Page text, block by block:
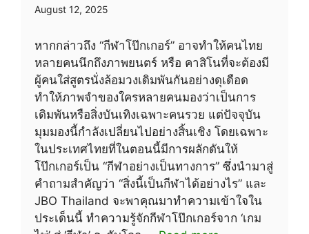
August 12, 2025
หากกล่าวถึง “กีฬาโป๊กเกอร์” อาจทำให้คนไทย
หลายคนนึกถึงภาพยนตร์ หรือ คาสิโนที่จะต้องมี
ผู้คนใส่สูตรนั่งล้อมวงเดิมพันกันอย่างดุเดือด
ทำให้ภาพจำของใครหลายคนมองว่าเป็นการ
เดิมพันหรือสิ่งบันเทิงเฉพาะคนรวย แต่ปัจจุบัน
มุมมองนี้กำลังเปลี่ยนไปอย่างสิ้นเชิง โดยเฉพาะ
ในประเทศไทยที่ในตอนนี้มีการผลักดันให้
โป๊กเกอร์เป็น “กีฬาอย่างเป็นทางการ” ซึ่งนำมาสู่
คำถามสำคัญว่า “สิ่งนี้เป็นกีฬาได้อย่างไร” และ
JBO Thailand จะพาคุณมาทำความเข้าใจใน
ประเด็นนี้ ทำความรู้จักกีฬาโป๊กเกอร์จาก ‘เกม